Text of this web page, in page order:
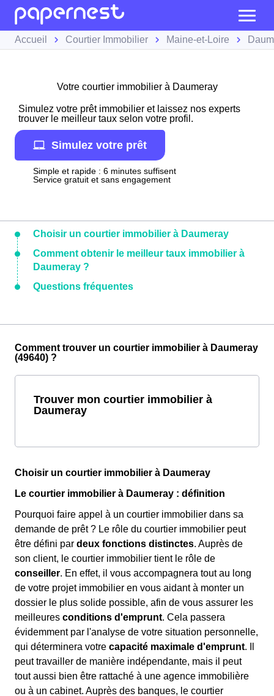
Accueil Courtier Immobilier Maine-et-Loire
Votre courtier immobilier à Daumeray
Simulez votre prêt immobilier et laissez nos experts
trouver le meilleur taux selon votre profil.
Simulez votre prêt
Simple et rapide : 6 minutes suffisent
Service gratuit et sans engagement
Choisir un courtier immobilier à Daumeray
Comment obtenir le meilleur taux immobilier à
Daumeray ?
Questions fréquentes
Comment trouver un courtier immobilier à Daumeray
(49640) ?
Trouver mon courtier immobilier à
Daumeray
Choisir un courtier immobilier à Daumeray
Le courtier immobilier à Daumeray : définition
Pourquoi faire appel à un courtier immobilier dans sa
demande de prêt ? Le rôle du courtier immobilier peut
être défini par deux fonctions distinctes. Auprès de
son client, le courtier immobilier tient le rôle de
conseiller. En effet, il vous accompagnera tout au long
de votre projet immobilier en vous aidant à monter un
dossier le plus solide possible, afin de vous assurer les
meilleures conditions d'emprunt. Cela passera
évidemment par l'analyse de votre situation personnelle,
qui déterminera votre capacité maximale d'emprunt. Il
peut travailler de manière indépendante, mais il peut
tout aussi bien être rattaché à une agence immobilière
ou à un cabinet. Auprès des banques, le courtier